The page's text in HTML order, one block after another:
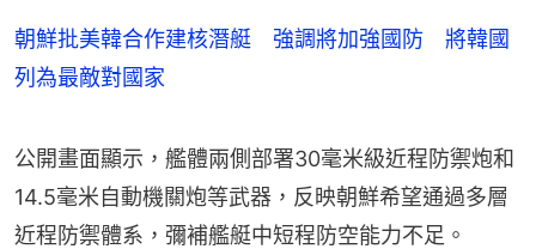
朝鮮批美韓合作建核潛艇 強調將加強國防 將韓國
列為最敵對國家
公開畫面顯示，艦體兩側部署30毫米級近程防禦炮和
14.5毫米自動機關炮等武器，反映朝鮮希望通過多層
近程防禦體系，彌補艦艇中短程防空能力不足。